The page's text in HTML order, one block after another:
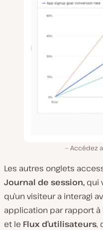
Accédez
Les autres onglets
Journal de session, qui
qu’un visiteur a interagi
application par rapport à
et le Flux d’utilisateurs,